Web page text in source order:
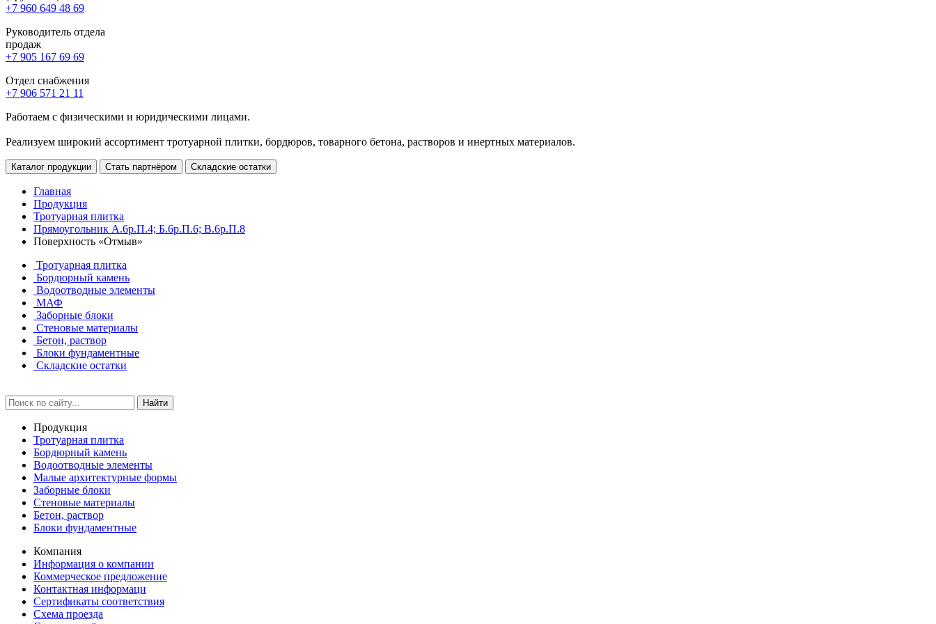
+7 960 649 48 69
Руководитель отдела
продаж
+7 905 167 69 69
Отдел снабжения
+7 906 571 21 11
Работаем с физическими и юридическими лицами.
Реализуем широкий ассортимент тротуарной плитки, бордюров, товарного бетона, растворов и инертных материалов.
Каталог продукции Стать партнёром Складские остатки
Главная
Продукция
Тротуарная плитка
Прямоугольник А.6р.П.4; Б.6р.П.6; В.6р.П.8
Поверхность «Отмыв»
Тротуарная плитка
Бордюрный камень
Водоотводные элементы
МАФ
Заборные блоки
Стеновые материалы
Бетон, раствор
Блоки фундаментные
Складские остатки
Найти
Продукция
Тротуарная плитка
Бордюрный камень
Водоотводные элементы
Малые архитектурные формы
Заборные блоки
Стеновые материалы
Бетон, раствор
Блоки фундаментные
Компания
Информация о компании
Коммерческое предложение
Контактная информаци
Сертификаты соответствия
Схема проезда